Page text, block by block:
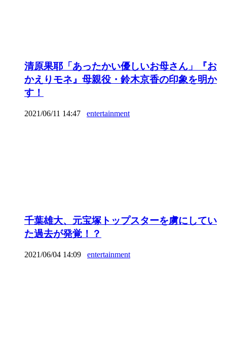
清原果耶「あったかい優しいお母さん」『お
かえりモネ』母親役・鈴木京香の印象を明か
す！
2021/06/11 14:47 entertainment
千葉雄大、元宝塚トップスターを虜にしてい
た過去が発覚！？
2021/06/04 14:09 entertainment